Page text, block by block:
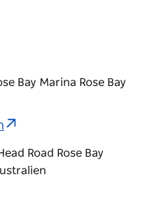
Bay Marina Rose Bay